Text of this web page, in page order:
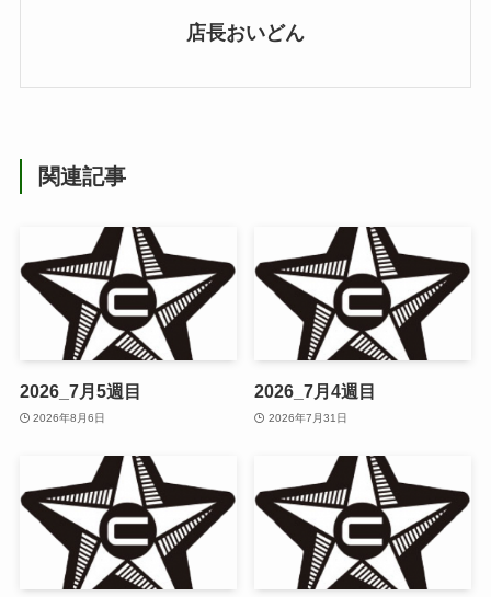
店長おいどん
関連記事
2026_7月5週目
2026年8月6日
2026_7月4週目
2026年7月31日